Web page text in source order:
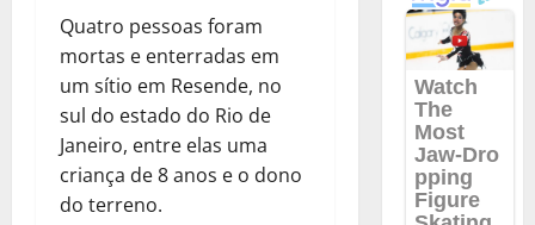
Quatro pessoas foram
mortas e enterradas em
um sítio em Resende, no
sul do estado do Rio de
Janeiro, entre elas uma
criança de 8 anos e o dono
do terreno.